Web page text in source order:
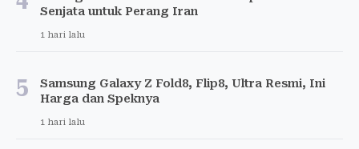
Senjata untuk Perang Iran
1 hari lalu
5
Samsung Galaxy Z Fold8, Flip8, Ultra Resmi, Ini
Harga dan Speknya
1 hari lalu